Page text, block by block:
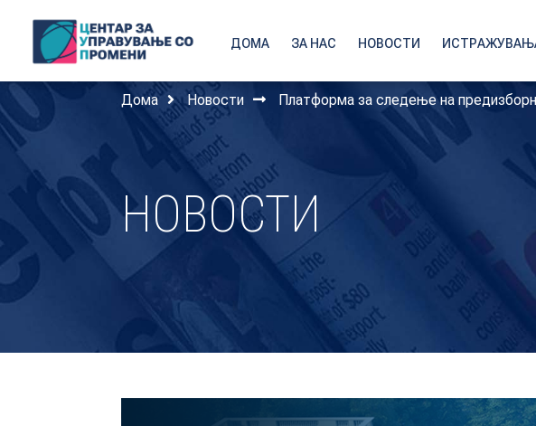
ДОМА ЗА НАС НОВОСТИ
Дома Новости Платформа за следење на
НОВОСТИ